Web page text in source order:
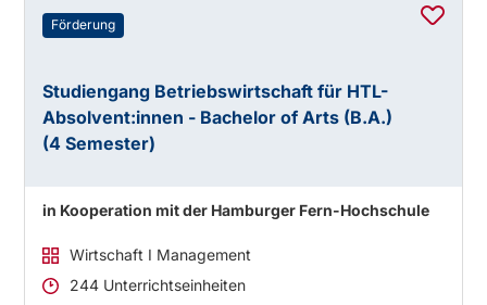
Förderung
Studiengang Betriebswirtschaft für HTL-
Absolvent:innen - Bachelor of Arts (B.A.)
(4 Semester)
in Kooperation mit der Hamburger Fern-Hochschule
Wirtschaft I Management
244 Unterrichtseinheiten